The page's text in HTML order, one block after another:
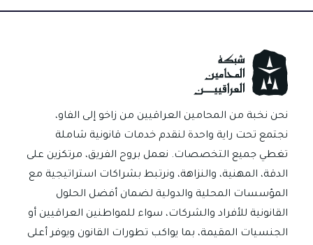
نحن نخبة من المحامين العراقيين من زاخو إلى الفاو،
نجتمع تحت راية واحدة لنقدم خدمات قانونية شاملة
تغطي جميع التخصصات. نعمل بروح الفريق، مرتكزين على
الدقة، المهنية، والنزاهة، ونرتبط بشراكات استراتيجية مع
المؤسسات المحلية والدولية لضمان أفضل الحلول
القانونية للأفراد والشركات، سواء للمواطنين العراقيين أو
الجنسيات المقيمة، بما يواكب تطورات القانون ويوفر أعلى